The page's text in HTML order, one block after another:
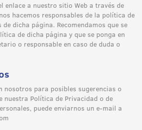
enlace a nuestro sitio Web a través de
hacemos responsables de la política de
dicha página. Recomendamos que se
de dicha página y que se ponga en
o responsable en caso de duda o
nosotros para posibles sugerencias o
nuestra Política de Privacidad o de
puede enviarnos un e-mail a